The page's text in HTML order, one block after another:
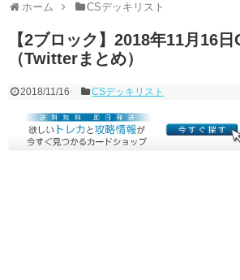
ホーム CSデッキリスト
【2ブロック】2018年11月16
（Twitterまとめ）
2018/11/16 CSデッキリスト